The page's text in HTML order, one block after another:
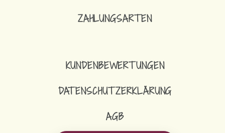
ZAHLUNGSARTEN
KUNDENBEWERTUNGEN
DATENSCHUTZERKLÄRUNG
AGB